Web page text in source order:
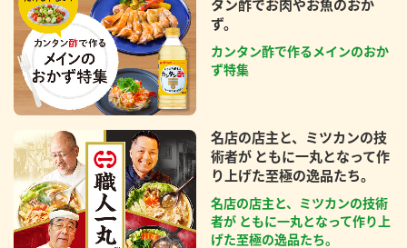
タン酢でお肉やお魚のおか
ず。
カンタン酢で作るメインのおか
ず特集
名店の店主と、ミツカンの技
術者が ともに一丸となって作
り上げた至極の逸品たち。
名店の店主と、ミツカンの技術
者が ともに一丸となって作り上
げた至極の逸品たち。